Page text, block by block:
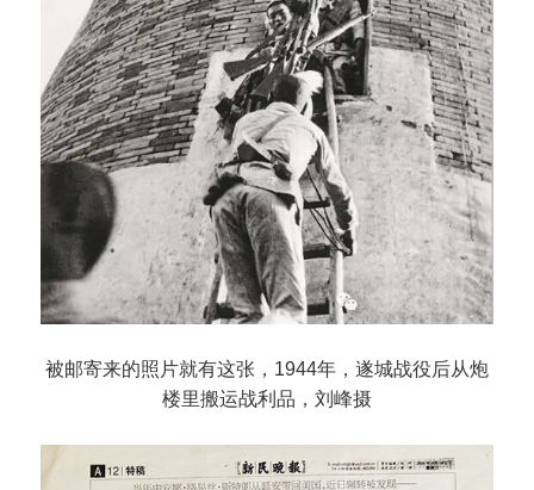
被邮寄来的照片就有这张，1944年，遂城战役后从炮
楼里搬运战利品，刘峰摄